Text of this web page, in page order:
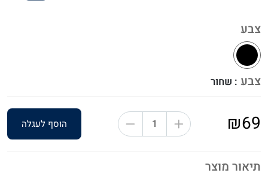
תיאור מוצר
צבע
צבע : שחור
₪69 הוסף לעגלה
Next